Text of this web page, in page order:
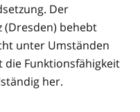
Der
(Dresden) behebt
unter Umständen
die Funktionsfähigkeit
her.